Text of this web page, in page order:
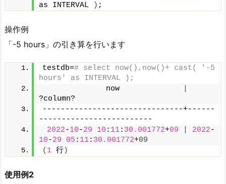
as INTERVAL
) ;
操作例
「-5 hours」の引き算を行います
testdb=# select now(),now()+ cast( '-5
hours' as INTERVAL );
              now
?column?
-------------------------------+------
-------------------------
2022-10-29 10 : 11: 30.001772+09 2022-
10-29 05 : 11: 30.001772+09
( 1 行)
使用例2